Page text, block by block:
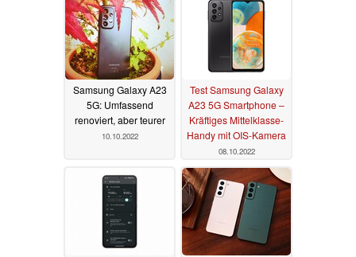
Samsung Galaxy A23
5G: Umfassend
renoviert, aber teurer
10.10.2022
Test Samsung Galaxy
A23 5G Smartphone –
Kräftiges Mittelklasse-
Handy mit OIS-Kamera
08.10.2022